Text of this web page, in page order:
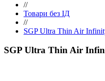
//
Товари без ІД
//
SGP Ultra Thin Air
SGP Ultra Thin Air